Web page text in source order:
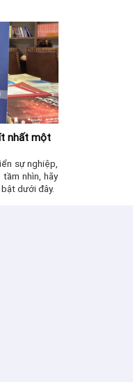
nhất một
sự nghiệp,
nhìn, hãy
dưới đây.